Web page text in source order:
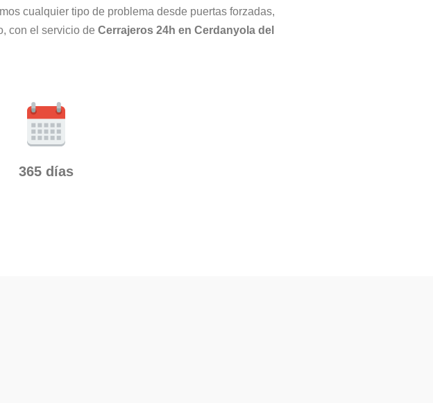
cualquier tipo de problema desde puertas forzadas,
con el servicio de Cerrajeros 24h en Cerdanyola del
365 días